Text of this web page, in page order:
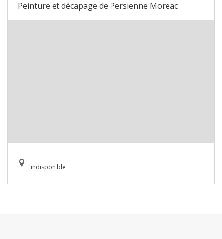
Peinture et décapage de Persienne Moreac
indisponible